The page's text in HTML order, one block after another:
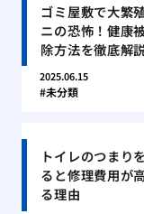
ゴミ屋敷で大繁
ニの恐怖！健康
除方法を徹底解
2025.06.15
未分類
トイレのつまり
ると修理費用が
る理由